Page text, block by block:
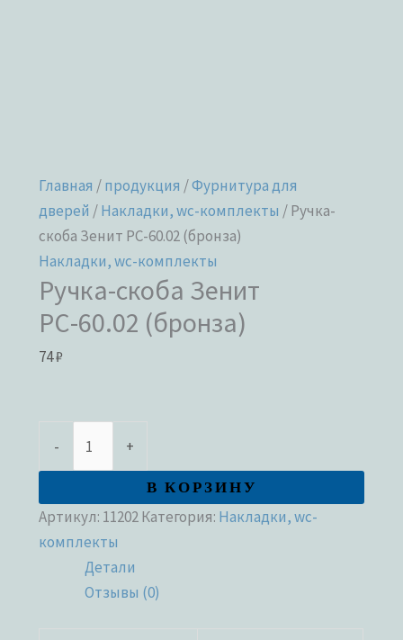
Главная /продукция /Фурнитура для
дверей /Накладки, wc-комплекты / Ручка-
скоба Зенит РС-60.02 (бронза)
Накладки, wc-комплекты
Ручка-скоба Зенит
РС-60.02 (бронза)
74₽
- +
В КОРЗИНУ
Артикул: 11202Категория: Накладки, wc-
комплекты
Детали
Отзывы (0)